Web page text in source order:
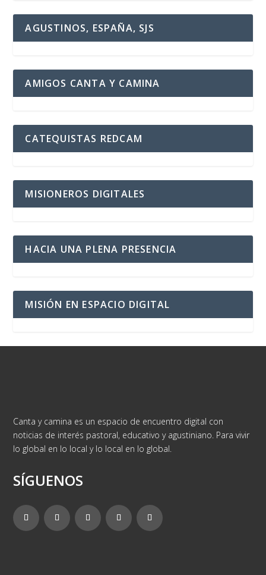
AGUSTINOS, ESPAÑA, SJS
AMIGOS CANTA Y CAMINA
CATEQUISTAS REDCAM
MISIONEROS DIGITALES
HACIA UNA PLENA PRESENCIA
MISIÓN EN ESPACIO DIGITAL
Canta y camina es un espacio de encuentro digital con
noticias de interés pastoral, educativo y agustiniano. Para vivir
lo global en lo local y lo local en lo global.
SÍGUENOS